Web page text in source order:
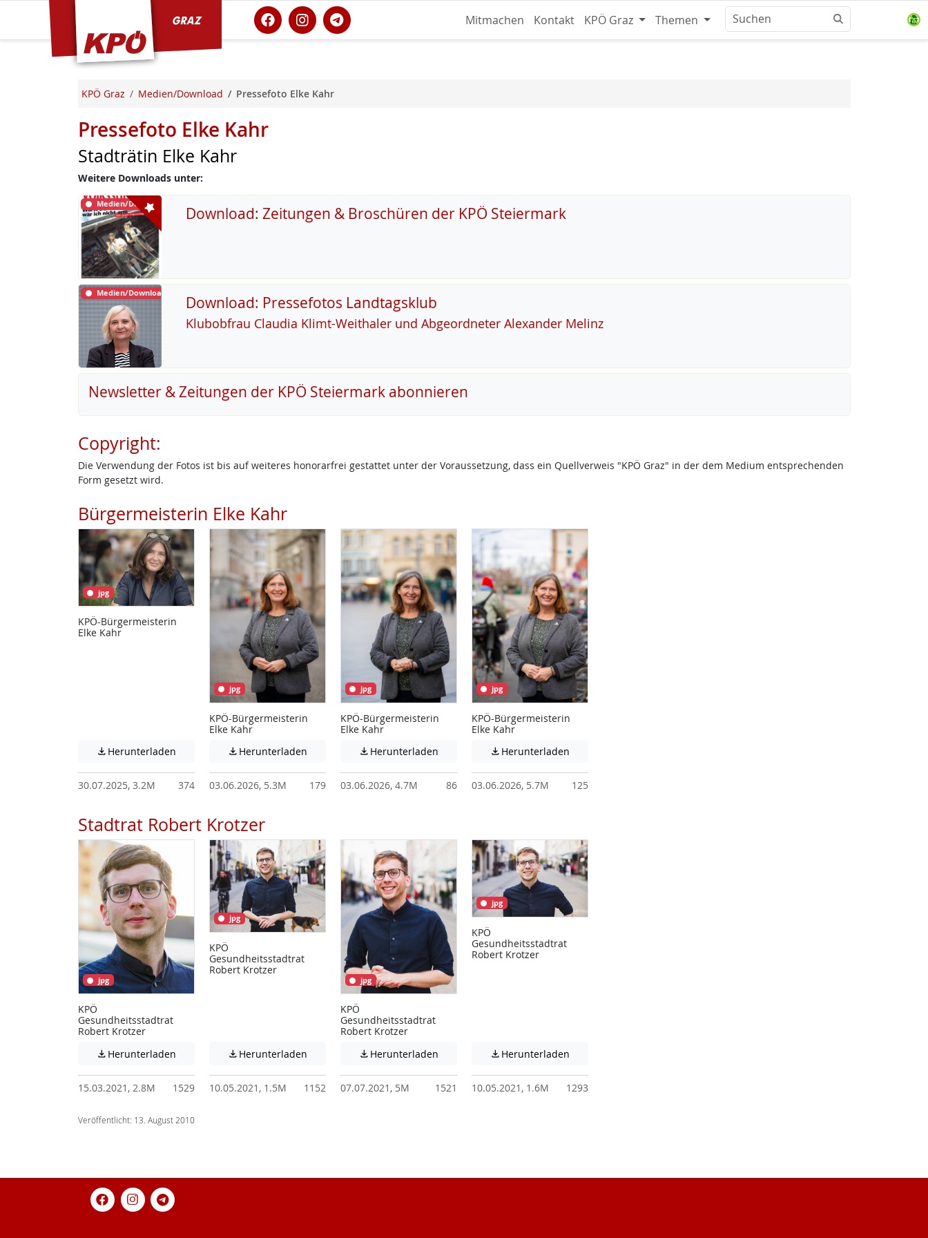
Mitmachen Kontakt KPÖ Graz Themen
KPÖ Graz Medien/Download Pressefoto Elke Kahr
Pressefoto Elke Kahr
Stadträtin Elke Kahr
Weitere Downloads unter:
Medien/Download Download: Zeitungen & Broschüren der KPÖ Steiermark
Medien/Download Download: Pressefotos Landtagsklub
Klu­b­ob­frau Clau­dia Klimt-Weitha­ler und Ab­ge­ord­ne­ter Alex­an­der Me­linz
Newsletter & Zeitungen der KPÖ Steiermark abonnieren
Copyright:
Die Verwendung der Fotos ist bis auf weiteres honorarfrei gestattet unter der Voraussetzung, dass ein Quellverweis "KPÖ Graz" in der dem Medium entsprechenden
Form gesetzt wird.
Bürgermeisterin Elke Kahr
jpg
KPÖ-Bürgermeisterin
Elke Kahr
 Herunterladen Achtung: Diese Datei enthält unter Umständen nicht barrierefreie Inhalte!
30.07.2025, 3.2M 374
jpg
KPÖ-Bürgermeisterin
Elke Kahr
 Herunterladen Achtung: Diese Datei enthält unter Umständen nicht barrierefreie Inhalte!
03.06.2026, 5.3M 179
jpg
KPÖ-Bürgermeisterin
Elke Kahr
 Herunterladen Achtung: Diese Datei enthält unter Umständen nicht barrierefreie Inhalte!
03.06.2026, 4.7M 86
jpg
KPÖ-Bürgermeisterin
Elke Kahr
 Herunterladen
03.06.2026, 5.7M 125
Stadtrat Robert Krotzer
jpg
KPÖ
Gesundheitsstadtrat
Robert Krotzer
 Herunterladen Achtung: Diese Datei enthält unter Umständen nicht barrierefreie Inhalte!
15.03.2021, 2.8M 1529
jpg
KPÖ
Gesundheitsstadtrat
Robert Krotzer
 Herunterladen Achtung: Diese Datei enthält unter Umständen nicht barrierefreie Inhalte!
10.05.2021, 1.5M 1152
jpg
KPÖ
Gesundheitsstadtrat
Robert Krotzer
 Herunterladen Achtung: Diese Datei enthält unter Umständen nicht barrierefreie Inhalte!
07.07.2021, 5M 1521
jpg
KPÖ
Gesundheitsstadtrat
Robert Krotzer
 Herunterladen
10.05.2021, 1.6M 1293
Veröffentlicht: 13. August 2010